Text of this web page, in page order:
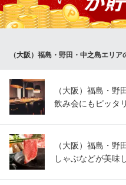
個室 すきやきダイニング
国産和牛のすきやきバル
（大阪）福島・野田・中之島エリ
（大阪）福島・野
飲み会にもピッタ
（大阪）福島・野
しゃぶなどが美味